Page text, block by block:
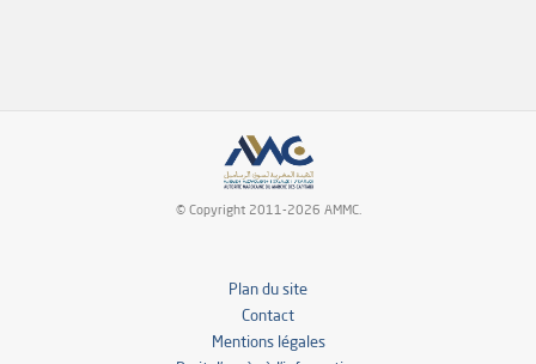
© Copyright 2011-2026 AMMC.
Plan du site
Contact
Mentions légales